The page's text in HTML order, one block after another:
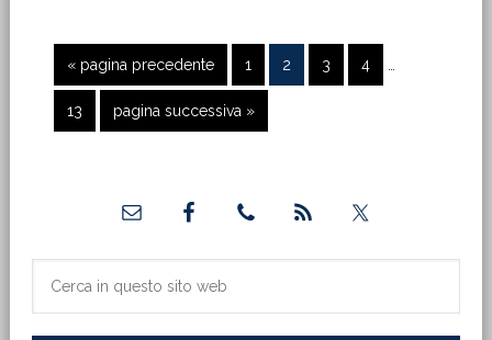
« Vai
alla
pagina precedente Pagina
1 Pagina
2 Pagina
3 Pagina
4
Pagina
13
Vai
alla
pagina successiva »
primaria